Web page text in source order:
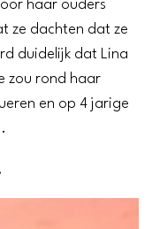
haar ouders
ze dachten dat ze
duidelijk dat Lina
zou rond haar
en op 4 jarige